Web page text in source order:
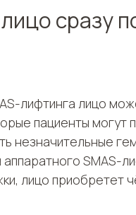
сразу
лифтинга лицо
пациенты могут
незначительные
SMAS-
лицо приобретет